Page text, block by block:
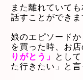
また離れていて
話すことができま
娘のエピソード
を買った時、お
りがとう」
とし
た行きたい」と言